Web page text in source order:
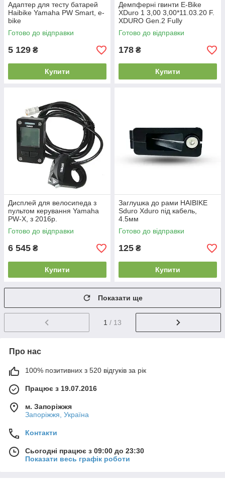
Адаптер для тесту батарей
Haibike Yamaha PW Smart, e-
bike
Готово до відправки
5 129 ₴
Купити
Демпферні гвинти E-Bike
XDuro 1 3,00 3,00*11.03.20 F.
XDURO Gen.2 Fully
Готово до відправки
178 ₴
Купити
Дисплей для велосипеда з
пультом керування Yamaha
PW-X, з 2016р.
Готово до відправки
6 545 ₴
Купити
Заглушка до рами HAIBIKE
Sduro Xduro під кабель,
4.5мм
Готово до відправки
125 ₴
Купити
Показати ще
1 / 13
Про нас
100% позитивних з 520 відгуків за рік
Працює з 19.07.2016
м. Запоріжжя
Запоріжжя, Україна
Контакти
Сьогодні працює з 09:00 до 23:30
Показати весь графік роботи